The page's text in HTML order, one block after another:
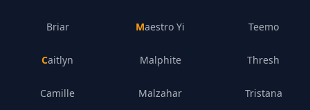
Briar
Caitlyn
Camille
Maestro Yi
Malphite
Malzahar
Teemo
Thresh
Tristana